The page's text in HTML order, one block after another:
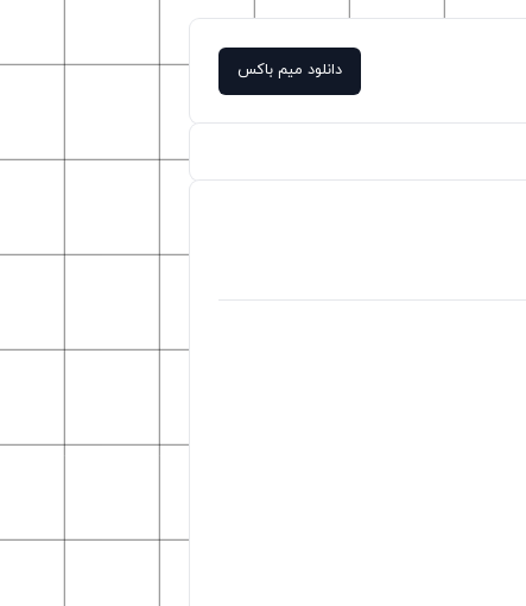
دانلود میم باکس